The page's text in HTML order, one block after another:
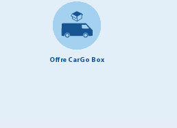
Offre CarGo Box